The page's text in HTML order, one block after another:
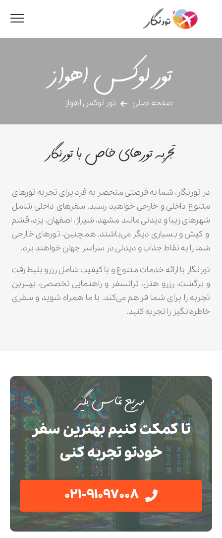
تور لوکس اهواز
صفحه اصلی تور لوکس اهواز
تجربه تورهای خاص با تورنگار
در تورنگار، شما به فرصتی منحصر به فرد برای تجربه تورهای
متنوع داخلی و خارجی خواهید رسید. سفرهای داخلی شامل
شهرهای زیبا و دیدنی مانند مشهد، شیراز، اصفهان، یزد، قشم
و کیش و بسیاری دیگر می‌باشند. همچنین، تورهای خارجی
شما را به نقاط جذاب و دیدنی در سراسر جهان خواهند برد.
تورنگار با ارائه خدمات متنوع و با کیفیت شامل رزرو بلیط رفت
و برگشت، رزرو هتل، ترانسفر و راهنمایی تخصصی، بهترین
تجربه را برای شما فراهم می‌کند. با ما همراه شوید و سفری
خاطره‌انگیز را تجربه کنید.
سریع تماس بگیر
تا کمکت کنیم بهترین سفر
خودتو تجربه کنی
021-91097008